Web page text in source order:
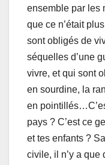
ensemble par les
que ce n’était
sont obligés de
séquelles d’une
vivre, et qui sont
en sourdine, la
en
pays ? C’est ce
et tes enfants ?
civile, il n’y a que